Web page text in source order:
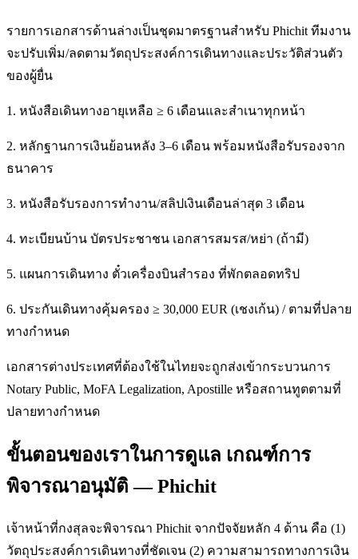
รายการเอกสารด้านล่างเป็นชุดมาตรฐานสำหรับ Phichit ทีมงาน
จะปรับเพิ่ม/ลดตามวัตถุประสงค์การเดินทางและประวัติส่วนตัว
ของผู้ยื่น
1. หนังสือเดินทางอายุเหลือ ≥ 6 เดือนและสำเนาทุกหน้า
2. หลักฐานการเงินย้อนหลัง 3–6 เดือน พร้อมหนังสือรับรองจาก
ธนาคาร
3. หนังสือรับรองการทำงาน/สลิปเงินเดือนล่าสุด 3 เดือน
4. ทะเบียนบ้าน บัตรประชาชน เอกสารสมรส/หย่า (ถ้ามี)
5. แผนการเดินทาง ตั๋วเครื่องบินสำรอง ที่พักตลอดทริป
6. ประกันเดินทางคุ้มครอง ≥ 30,000 EUR (เชงเก้น) / ตามที่ปลาย
ทางกำหนด
เอกสารต่างประเทศที่ต้องใช้ในไทยจะถูกส่งเข้ากระบวนการ
Notary Public, MoFA Legalization, Apostille หรือสถานทูตตามที่
ปลายทางกำหนด
ขั้นตอนของเราในการดูแล เกณฑ์การ
พิจารณาอนุมัติ — Phichit
เจ้าหน้าที่กงสุลจะพิจารณา Phichit จากปัจจัยหลัก 4 ด้าน คือ (1)
วัตถุประสงค์การเดินทางที่ชัดเจน (2) ความสามารถทางการเงิน